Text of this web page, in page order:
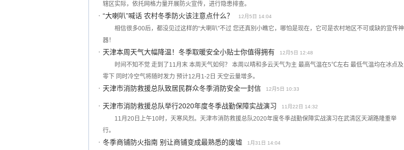
辖区实际，依托网格力量开展防火宣传，进行隐患排查。
“大喇叭”喊话 农村冬季防火该注意点什么？ 12月5日 14:04
相信很多00后，都没见过这样的“大喇叭”不过 您还真别小瞧它，哪怕是现在，它可是农村地区不可或缺的宣传神
器！
天津本周天气大幅降温！冬季取暖安全小贴士你值得拥有 12月5日 12:48
时间不知不觉 走到了11月末 本周天气如何？ 本周以晴和多云天气为主 最高气温在5℃左右 最低气温均在冰点及
零下 同时冷空气将随时发力 预计12月1-2日 天空云量增多。
天津市消防救援总队致居民群众冬季消防安全一封信 12月5日 10:33
天津市消防救援总队举行2020年度冬季战勤保障实战演习 11月22日 14:32
11月20日上午10时，天寒风烈。天津市消防救援总队2020年度冬季战勤保障实战演习在武清区天湖路隆重举
行。
冬季商铺防火指南 别让商铺变成最熟悉的废墟 1月31日 14:04